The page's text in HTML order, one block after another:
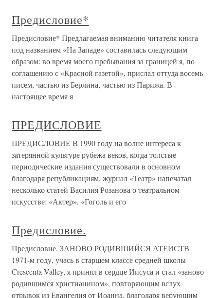
Предисловие*
Предисловие* Предлагаемая вниманию читателя книга
под названием «На Западе» составилась следующим
образом: во время моего пребывания за границей я, по
соглашению с «Красной газетой», прислал оттуда восемь
писем, частью из Берлина, частью из Парижа. В
настоящее время я
ПРЕДИСЛОВИЕ
ПРЕДИСЛОВИЕ В 1990 году на волне интереса к
затерянной культуре рубежа веков, когда толстые
периодические издания существовали в основном
благодаря републикациям, журнал «Театр» напечатал
несколько статей Василия Розанова о театральном
искусстве: «Актер», «Гоголь и его
Предисловие.
Предисловие. ЗАНОВО РОДИВШИЙСЯ АТЕИСТВ
1971-м году, учась в старшем классе средней школы
Crescenta Valley, я принял в сердце Иисуса и стал «заново
родившимся христианином», повторяющим вслух
отрывок из Евангелия от Иоанна, благодаря верующим